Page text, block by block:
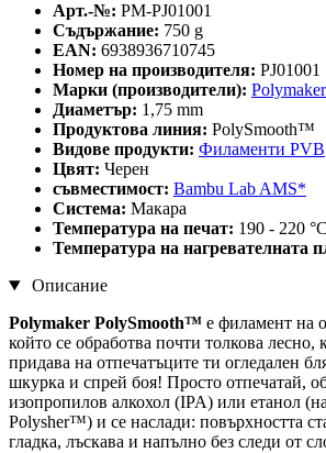
Арт.-№: PM-PJ01001
Съдържание: 750 g
EAN: 6938936710745
Номер на производителя: PJ01001
Марки (производители): Polymaker
Диаметър: 1,75 mm
Продуктова линия: PolySmooth™
Видове продукти: Филаменти PVB
Цвят: Черен
съвместимост: Bambu Lab AMS*
Система: Макара
Температура на печат: 190 - 220 °C
Температура на нагревателната
Описание
Polymaker PolySmooth™ е филамент на
който се обработва почти толкова лесно,
придава на отпечатъците ти огледален
шкурка и спрей боя! Просто отпечатай,
изопропилов алкохол (IPA) или етанол
Polysher™) и се наслади: повърхността
гладка, лъскава и напълно без следи от